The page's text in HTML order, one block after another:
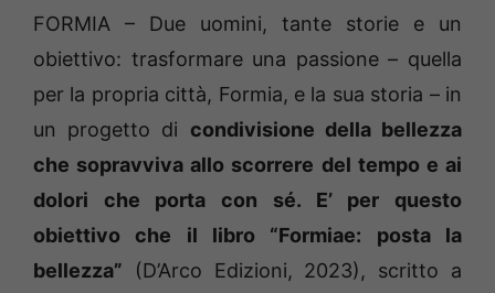
FORMIA – Due uomini, tante storie e un
obiettivo: trasformare una passione – quella
per la propria città, Formia, e la sua storia – in
un progetto di condivisione della bellezza
che sopravviva allo scorrere del tempo e ai
dolori che porta con sé. E’ per questo
obiettivo che il libro “Formiae: posta la
bellezza” (D’Arco Edizioni, 2023), scritto a